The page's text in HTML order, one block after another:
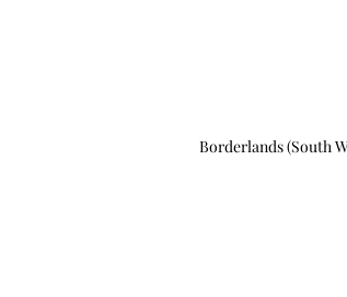
Borderlands (South